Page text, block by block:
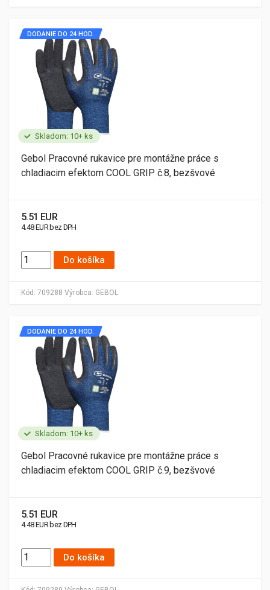
Skladom: 10+ ks
Kód: 709288 Výrobca: GEBOL
DODANIE DO 24 HOD.
Gebol Pracovné rukavice pre montážne práce s
chladiacim efektom COOL GRIP č.8, bezšvové
5.51 EUR
4.48 EUR bez DPH
Do košíka
Skladom: 10+ ks
DODANIE DO 24 HOD.
Gebol Pracovné rukavice pre montážne práce s
chladiacim efektom COOL GRIP č.9, bezšvové
5.51 EUR
4.48 EUR bez DPH
Do košíka